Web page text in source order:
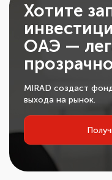
Хотите
ОАЭ —
MIRAD создаст
выхода на рынок.